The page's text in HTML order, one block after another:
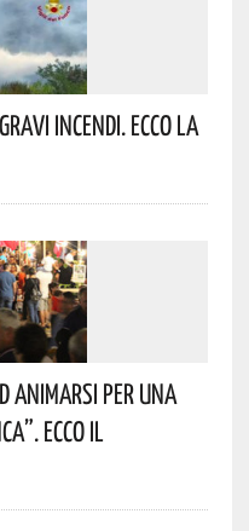
Incendi. Ecco La
Animarsi Per Una
Ecco Il